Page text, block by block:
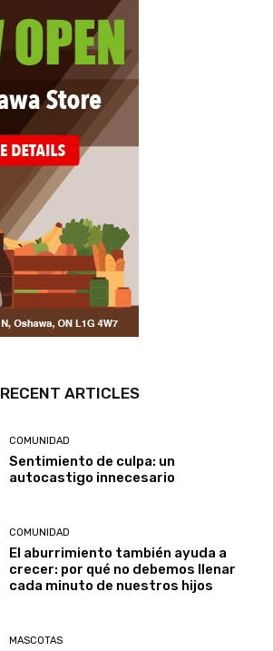
RECENT ARTICLES
COMUNIDAD
Sentimiento de culpa: un
autocastigo innecesario
COMUNIDAD
El aburrimiento también ayuda a
crecer: por qué no debemos llenar
cada minuto de nuestros hijos
MASCOTAS